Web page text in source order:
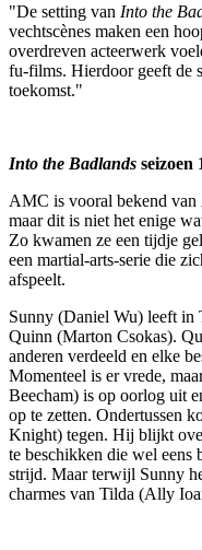
"De setting van Into the
vechtscènes maken een
overdreven acteerwerk
fu-films. Hierdoor geeft de
toekomst."
Into the Badlands
AMC is vooral bekend van
maar dit is niet het enige
Zo kwamen ze een tijdje
een martial-arts-serie die
afspeelt.
Sunny (Daniel Wu) leeft in
Quinn (Marton Csokas).
anderen verdeeld en elke
Momenteel is er vrede,
Beecham) is op oorlog uit
op te zetten. Ondertussen
Knight) tegen. Hij blijkt
te beschikken die wel eens
strijd. Maar terwijl Sunny
charmes van Tilda (Ally